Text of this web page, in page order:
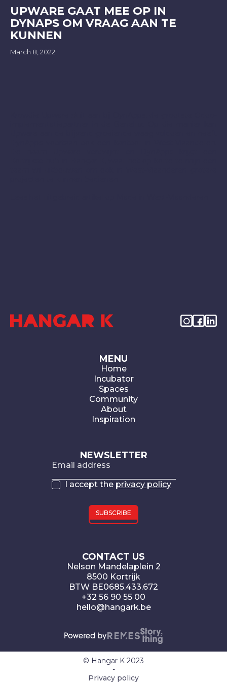
UPWARE GAAT MEE OP IN
DYNAPS OM VRAAG AAN TE
KUNNEN
March 8, 2022
CONTACT US
Nelson Mandelaplein 2
8500 Kortrijk
BTW BE0685.433.672
+32 56 90 55 00
hello@hangark.be
NEWSLETTER
Email address
I accept the privacy policy
MENU
Home
Incubator
Spaces
Community
About
Inspiration
© Hangar K 2023
-
Privacy policy